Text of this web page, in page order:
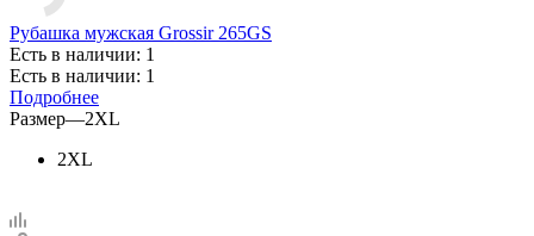
Рубашка мужская Grossir 265GS
Есть в наличии: 1
Есть в наличии: 1
Подробнее
Размер—2XL
2XL